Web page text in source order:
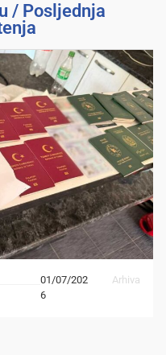
/ Posljednja
01/07/202
6
Arhiva